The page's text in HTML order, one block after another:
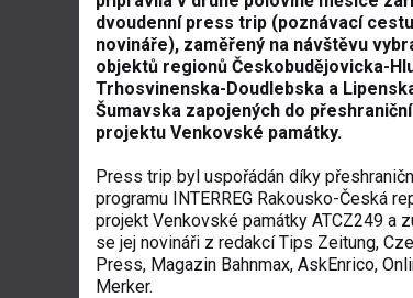
dvoudenní press trip (poznávací
novináře), zaměřený na návštěvu
objektů regionů Českobudějovicka-
Trhosvinenska-Doudlebska a
Šumavska zapojených do
projektu Venkovské památky.
Press trip byl uspořádán díky
programu INTERREG Rakousko-Česká
projekt Venkovské památky ATCZ249 a
se jej novináři z redakcí Tips Zeitung,
Press, Magazin Bahnmax, AskEnrico,
Merker.